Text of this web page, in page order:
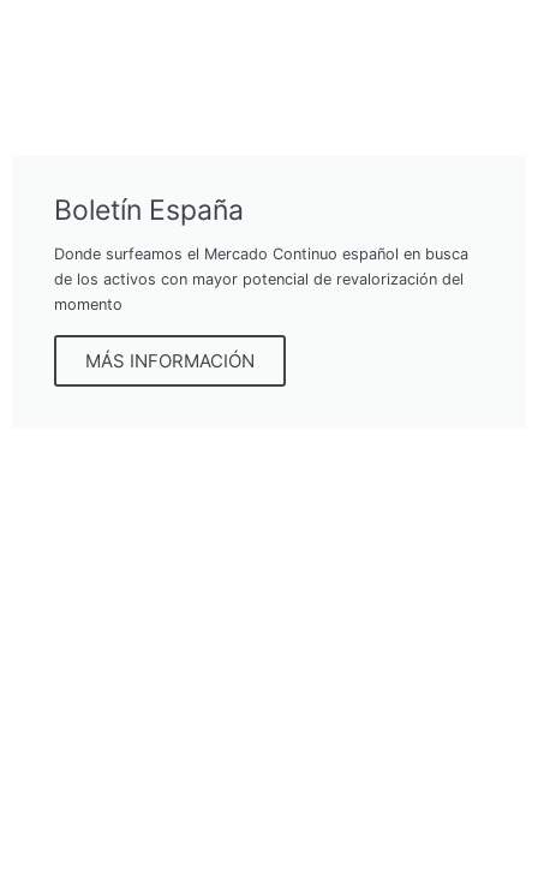
Boletín España
Donde surfeamos el Mercado Continuo español en busca
de los activos con mayor potencial de revalorización del
momento
MÁS INFORMACIÓN